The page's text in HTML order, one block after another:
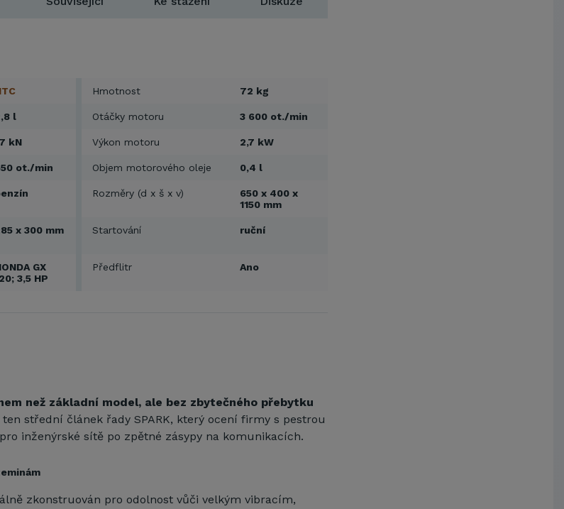
Hmotnost 72 kg
l Otáčky motoru 3 600 ot./min
kN Výkon motoru 2,7 kW
ot./min Objem motorového oleje 0,4 l
Rozměry (d x š x v)
650 x 400 x
1150 mm
x 300 mm Startování ruční
GX
3,5 HP
Předflitr Ano
než základní model, ale bez zbytečného přebytku
ten střední článek řady SPARK, který ocení firmy s pestrou
inženýrské sítě po zpětné zásypy na komunikacích.
zkonstruován pro odolnost vůči velkým vibracím,